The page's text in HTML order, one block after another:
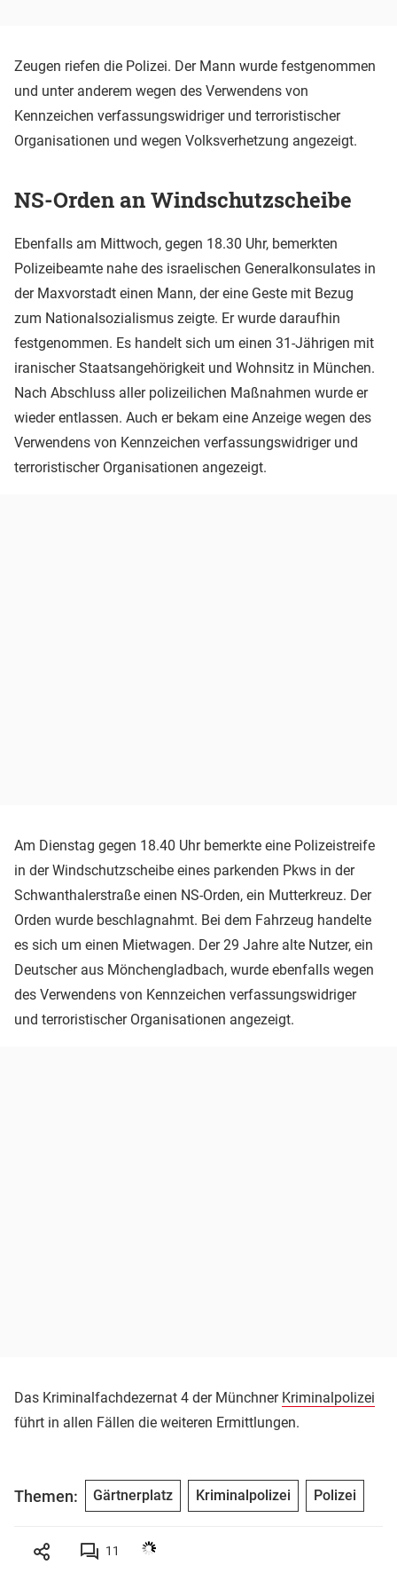
Zeugen riefen die Polizei. Der Mann wurde festgenommen
und unter anderem wegen des Verwendens von
Kennzeichen verfassungswidriger und terroristischer
Organisationen und wegen Volksverhetzung angezeigt.
NS-Orden an Windschutzscheibe
Ebenfalls am Mittwoch, gegen 18.30 Uhr, bemerkten
Polizeibeamte nahe des israelischen Generalkonsulates in
der Maxvorstadt einen Mann, der eine Geste mit Bezug
zum Nationalsozialismus zeigte. Er wurde daraufhin
festgenommen. Es handelt sich um einen 31-Jährigen mit
iranischer Staatsangehörigkeit und Wohnsitz in München.
Nach Abschluss aller polizeilichen Maßnahmen wurde er
wieder entlassen. Auch er bekam eine Anzeige wegen des
Verwendens von Kennzeichen verfassungswidriger und
terroristischer Organisationen angezeigt.
Am Dienstag gegen 18.40 Uhr bemerkte eine Polizeistreife
in der Windschutzscheibe eines parkenden Pkws in der
Schwanthalerstraße einen NS-Orden, ein Mutterkreuz. Der
Orden wurde beschlagnahmt. Bei dem Fahrzeug handelte
es sich um einen Mietwagen. Der 29 Jahre alte Nutzer, ein
Deutscher aus Mönchengladbach, wurde ebenfalls wegen
des Verwendens von Kennzeichen verfassungswidriger
und terroristischer Organisationen angezeigt.
Das Kriminalfachdezernat 4 der Münchner Kriminalpolizei
führt in allen Fällen die weiteren Ermittlungen.
Themen: Gärtnerplatz Kriminalpolizei Polizei
11